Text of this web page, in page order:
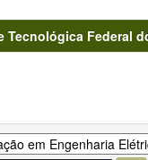
Federal